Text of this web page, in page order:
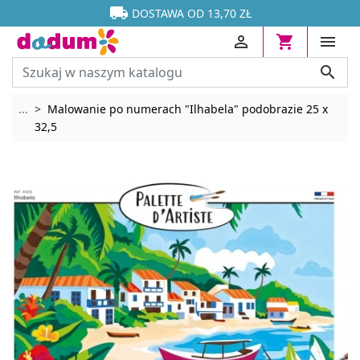

 DOSTAWA OD 13,70 ZŁ






... Rozwiń breadcrumbs
Malowanie po numerach "Ilhabela" podobrazie 25 x
32,5